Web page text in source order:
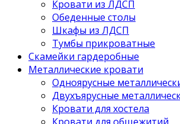
Кровати из ЛДСП
Обеденные столы
Шкафы из ЛДСП
Тумбы прикроватные
Скамейки гардеробные
Металлические кровати
Одноярусные
Двухъярусные
Кровати для хостела